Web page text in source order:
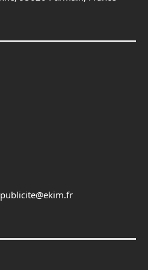
publicite@ekim.fr